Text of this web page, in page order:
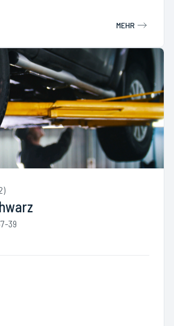
MEHR
)
39